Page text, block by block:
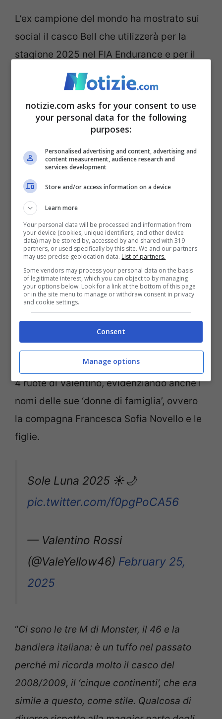
L’ex campione del mondo ha mostrato sui
social il casco Bell che utilizzerà per la
stagione 2025 nel FIA Endurance e per il
quale ha spintoAldo Drudi
mano carta e matita per realizzare un
disegno che ricordi i suoi leggendari
trascorsi in moto.
Valentino Rossi e il casco ‘Sole e Luna’: l’annuncio su X
(Ansa Foto) – Notizie.com
Il casco, denominato ‘Sole e Luna 2025
importanti che si distaccano dal passato a
4 ruote di Valentino, evidenziando anche i
nomi delle sue ‘donne di famiglia’, ovvero
la compagna Francesca Sofia Novello e le
figlie.
Sole Luna 2025 ☀️🌙
pic.twitter.com/f0pgPoCA56
— Valentino Rossi
(@ValeYellow46) February 25,
2025
“Ci sono le tre M di Monster, il 46 e la
bandiera italiana: è un tuffo nel passato
perché mi ricorda molto il casco del
2008/2009, il ‘cinque continenti’, che era
simile a questo, come stile. Qualcosa di
notizie.com asks for your consent to use
your personal data for the following
purposes:
Personalised advertising and content, advertising and
content measurement, audience research and
services development
Store and/or access information on a device
Learn more
Your personal data will be processed and information from
your device (cookies, unique identifiers, and other device
data) may be stored by, accessed by and shared with 319
partners, or used specifically by this site. We and our partners
may use precise geolocation data. List of partners.
Some vendors may process your personal data on the basis
of legitimate interest, which you can object to by managing
your options below. Look for a link at the bottom of this page
or in the site menu to manage or withdraw consent in privacy
and cookie settings.
Consent
Manage options